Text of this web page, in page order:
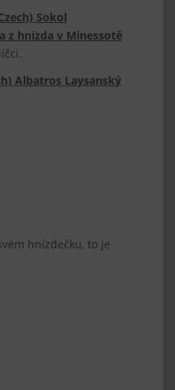
Sokol
z hnízda v Minessotě
Albatros Laysanský
hnízdečku, to je